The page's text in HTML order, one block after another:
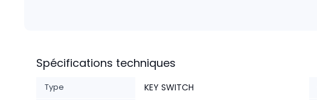
Spécifications techniques
Type KEY SWITCH